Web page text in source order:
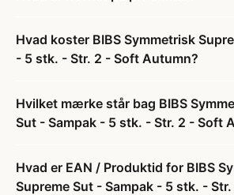
Hvad koster BIBS Symmetrisk
- 5 stk. - Str. 2 - Soft Autumn?
Hvilket mærke står bag BIBS
Sut - Sampak - 5 stk. - Str. 2 - Soft
Hvad er EAN / Produktid for BIBS
Supreme Sut - Sampak - 5 stk. -